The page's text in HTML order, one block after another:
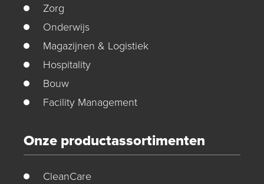
Zorg
Onderwijs
Magazijnen & Logistiek
Hospitality
Bouw
Facility Management
Onze productassortimenten
CleanCare